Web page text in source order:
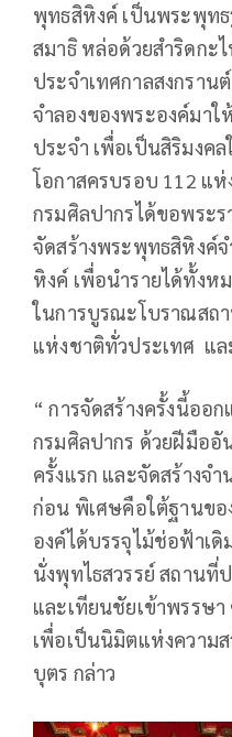
พุทธสิหิงค์ เป็นพระพุท
สมาธิ หล่อด้วยสำริดกะ
ประจำเทศกาลสงกรา
จำลองของพระองค์มา
ประจำ เพื่อเป็นสิริมงค
โอกาสครบรอบ 112 แ
กรมศิลปากรได้ขอพระ
จัดสร้างพระพุทธสิหิงค์
หิงค์ เพื่อนำรายได้ทั้งห
ในการบูรณะโบราณสถ
แห่งชาติทั่วประเทศ แล
“ การจัดสร้างครั้งนี้ออ
กรมศิลปากร ด้วยฝีมืออั
ครั้งแรก และจัดสร้างจ
ก่อน พิเศษคือใต้ฐานข
องค์ได้บรรจุไม้ช่อฟ้าเ
นั่งพุทไธสวรรย์ สถาน
และเทียนชัยเข้าพรรษ
เพื่อเป็นนิมิตแห่งความ
บุตร กล่าว